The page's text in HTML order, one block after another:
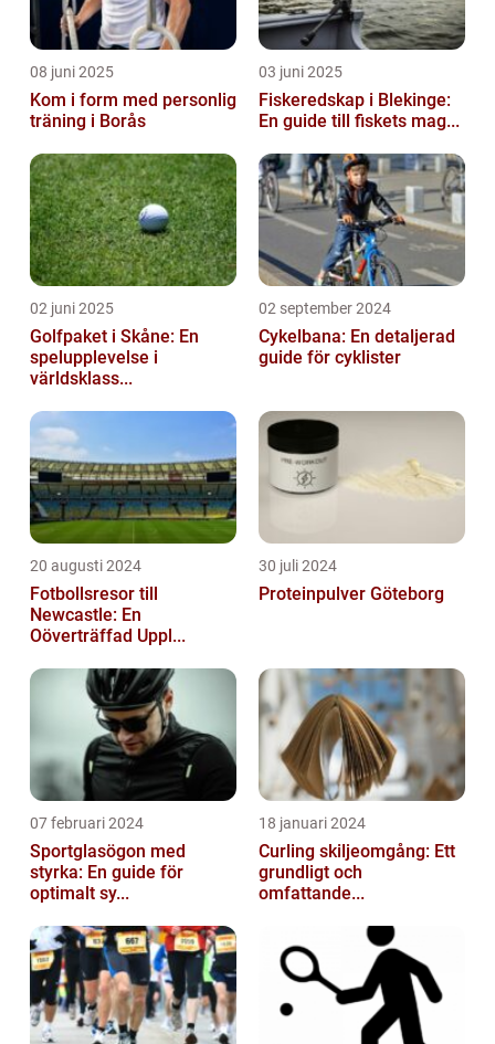
08 juni 2025
Kom i form med personlig
träning i Borås
03 juni 2025
Fiskeredskap i Blekinge:
En guide till fiskets mag...
02 juni 2025
Golfpaket i Skåne: En
spelupplevelse i
världsklass...
02 september 2024
Cykelbana: En detaljerad
guide för cyklister
20 augusti 2024
Fotbollsresor till
Newcastle: En
Oöverträffad Uppl...
30 juli 2024
Proteinpulver Göteborg
07 februari 2024
Sportglasögon med
styrka: En guide för
optimalt sy...
18 januari 2024
Curling skiljeomgång: Ett
grundligt och
omfattande...